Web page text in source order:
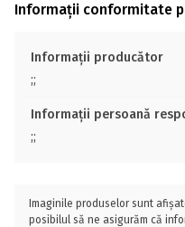
Informații conformitate
Informații producător
;;
Informații persoană
;;
Imaginile produselor sunt
posibilul să ne asigurăm că